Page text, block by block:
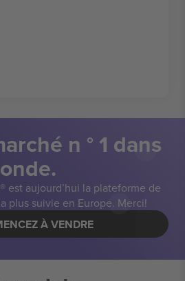
n ° 1 dans
est aujourd’hui la plateforme de
plus suivie en Europe. Merci!
À VENDRE